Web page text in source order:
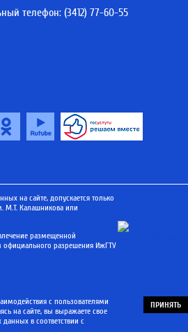
телефон: (3412) 77-60-55
на сайте, допускается только
М.Т. Калашникова или
размещенной
разрешения ИжГТУ
с пользователями
на сайте, вы выражаете свое
в соответствии с
ПРИНЯТЬ